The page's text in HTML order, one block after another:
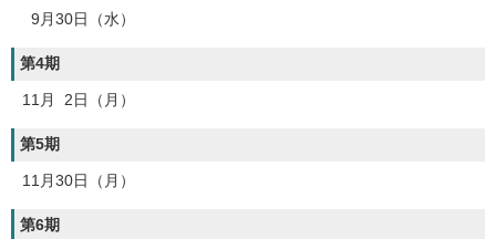
9月30日（水）
第4期
11月 2日（月）
第5期
11月30日（月）
第6期